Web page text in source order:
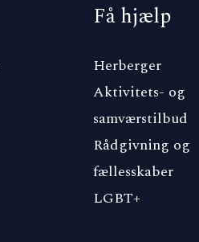
Få hjælp
Herberger
Aktivitets- og
samværstilbud
Rådgivning og
fællesskaber
LGBT+